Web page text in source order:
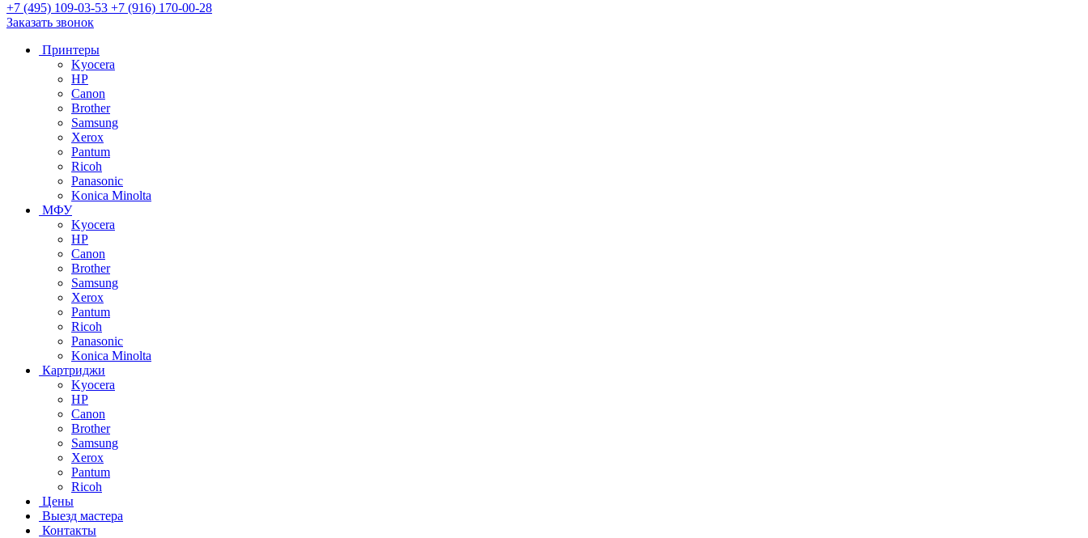
+7 (495) 109-03-53 +7 (916) 170-00-28
Заказать звонок
Принтеры
Kyocera
HP
Canon
Brother
Samsung
Xerox
Pantum
Ricoh
Panasonic
Konica Minolta
МФУ
Kyocera
HP
Canon
Brother
Samsung
Xerox
Pantum
Ricoh
Panasonic
Konica Minolta
Картриджи
Kyocera
HP
Canon
Brother
Samsung
Xerox
Pantum
Ricoh
Цены
Выезд мастера
Контакты